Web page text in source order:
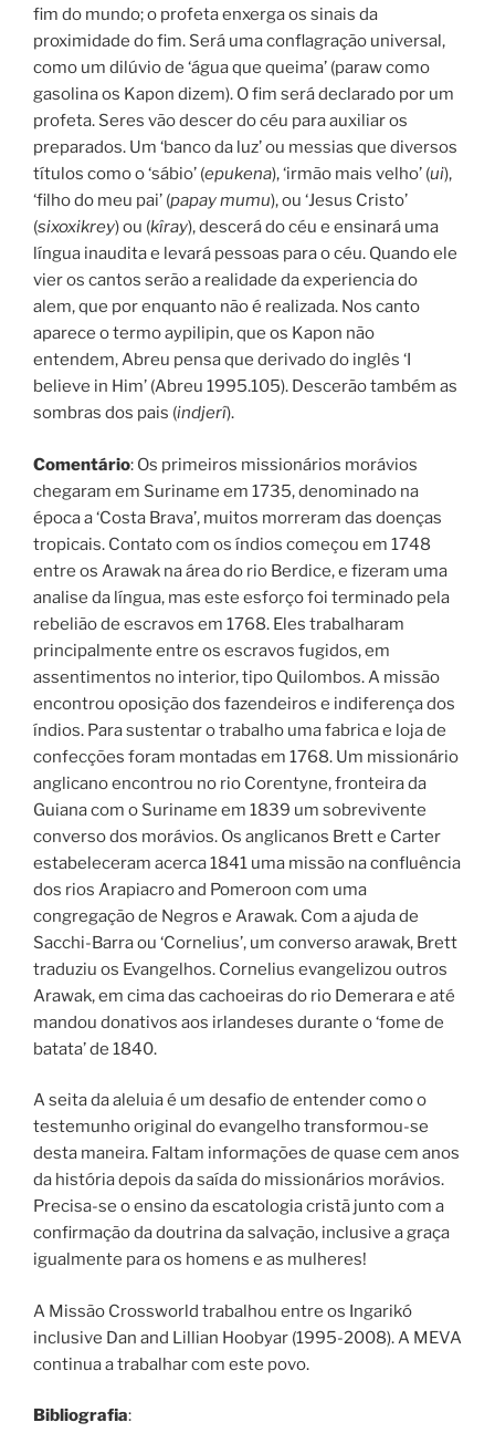
fim do mundo; o profeta enxerga os sinais da
proximidade do fim. Será uma conflagração universal,
como um dilúvio de ‘água que queima’ (paraw como
gasolina os Kapon dizem). O fim será declarado por um
profeta. Seres vão descer do céu para auxiliar os
preparados. Um ‘banco da luz’ ou messias que diversos
títulos como o ‘sábio’ (epukena), ‘irmão mais velho’ (ui),
‘filho do meu pai’ (papay mumu), ou ‘Jesus Cristo’
(sixoxikrey) ou (kîray), descerá do céu e ensinará uma
língua inaudita e levará pessoas para o céu. Quando ele
vier os cantos serão a realidade da experiencia do
alem, que por enquanto não é realizada. Nos canto
aparece o termo aypilipin, que os Kapon não
entendem, Abreu pensa que derivado do inglês ‘I
believe in Him’ (Abreu 1995.105). Descerão também as
sombras dos pais (indjerî).
Comentário: Os primeiros missionários morávios
chegaram em Suriname em 1735, denominado na
época a ‘Costa Brava’, muitos morreram das doenças
tropicais. Contato com os índios começou em 1748
entre os Arawak na área do rio Berdice, e fizeram uma
analise da língua, mas este esforço foi terminado pela
rebelião de escravos em 1768. Eles trabalharam
principalmente entre os escravos fugidos, em
assentimentos no interior, tipo Quilombos. A missão
encontrou oposição dos fazendeiros e indiferença dos
índios. Para sustentar o trabalho uma fabrica e loja de
confecções foram montadas em 1768. Um missionário
anglicano encontrou no rio Corentyne, fronteira da
Guiana com o Suriname em 1839 um sobrevivente
converso dos morávios. Os anglicanos Brett e Carter
estabeleceram acerca 1841 uma missão na confluência
dos rios Arapiacro and Pomeroon com uma
congregação de Negros e Arawak. Com a ajuda de
Sacchi-Barra ou ‘Cornelius’, um converso arawak, Brett
traduziu os Evangelhos. Cornelius evangelizou outros
Arawak, em cima das cachoeiras do rio Demerara e até
mandou donativos aos irlandeses durante o ‘fome de
batata’ de 1840.
A seita da aleluia é um desafio de entender como o
testemunho original do evangelho transformou-se
desta maneira. Faltam informações de quase cem anos
da história depois da saída do missionários morávios.
Precisa-se o ensino da escatologia cristã junto com a
confirmação da doutrina da salvação, inclusive a graça
igualmente para os homens e as mulheres!
A Missão Crossworld trabalhou entre os Ingarikó
inclusive Dan and Lillian Hoobyar (1995-2008). A MEVA
continua a trabalhar com este povo.
Bibliografia: